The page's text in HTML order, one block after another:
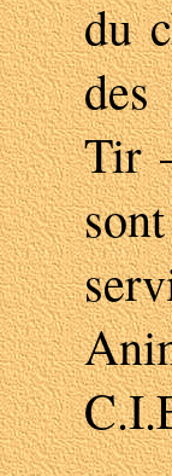
du
Tir